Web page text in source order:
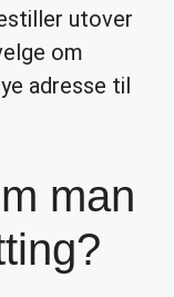
utover
om
adresse til
man